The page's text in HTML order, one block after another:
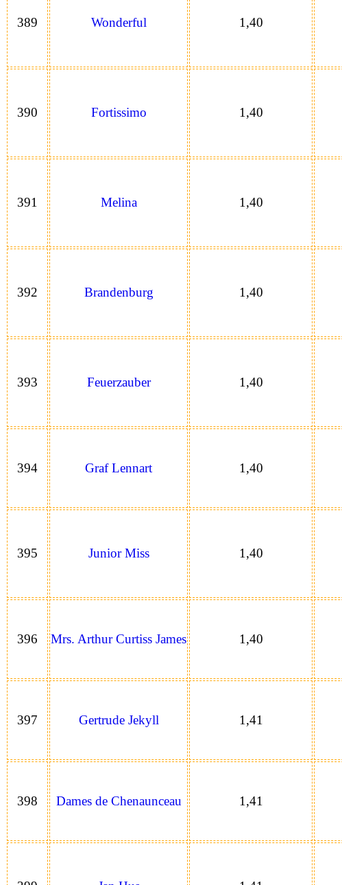
389 Wonderful 1,40
390 Fortissimo 1,40
391 Melina 1,40
392 Brandenburg 1,40
393 Feuerzauber 1,40
394 Graf Lennart 1,40
395 Junior Miss 1,40
396 Mrs. Arthur Curtiss James 1,40
397 Gertrude Jekyll 1,41
398 Dames de Chenaunceau 1,41